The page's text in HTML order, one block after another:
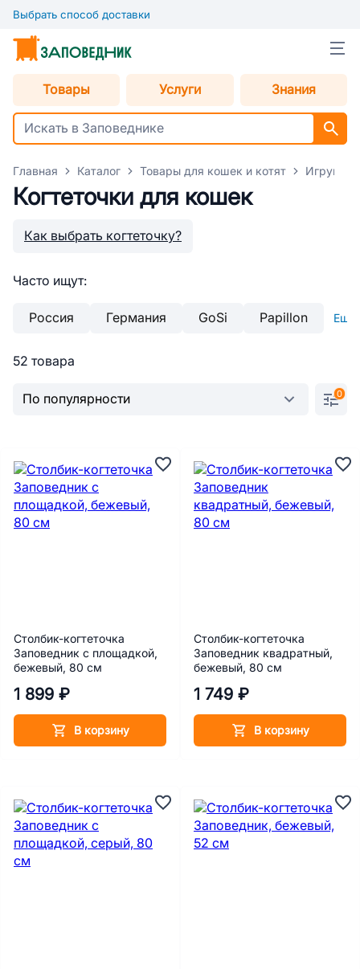
Выбрать способ доставки
Товары Услуги Знания
Главная Каталог Товары для кошек и котят Игрушки
Когтеточки для кошек
Как выбрать когтеточку?
Часто ищут:
Россия Германия GoSi Papillon Еще
52 товара
0
Столбик-когтеточка
Заповедник с площадкой,
бежевый, 80 см
1 899 ₽
В корзину
Столбик-когтеточка
Заповедник квадратный,
бежевый, 80 см
1 749 ₽
В корзину